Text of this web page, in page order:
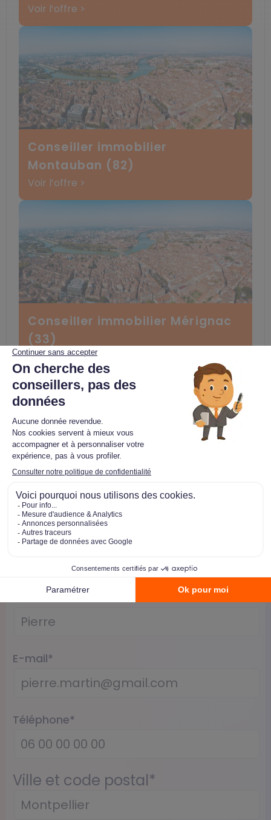
Voir l’offre >
Conseiller immobilier
Montauban (82)
Voir l’offre >
Conseiller immobilier Mérignac
(33)
Voir l’offre >
Intéressé ?
Postulez dès maintenant !
Nom*
Prénom*
E-mail*
Téléphone*
Ville et code postal*